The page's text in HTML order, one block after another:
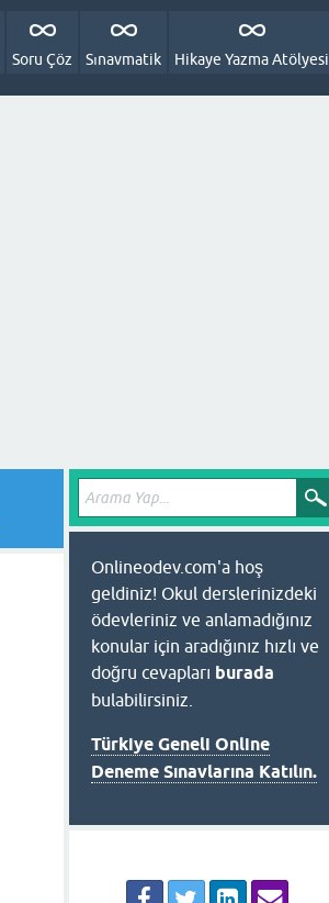
Soru Çöz Sınavmatik Hikaye Yazma Atölyesi
Onlineodev.com'a hoş
geldiniz! Okul derslerinizdeki
ödevleriniz ve anlamadığınız
konular için aradığınız hızlı ve
doğru cevapları burada
bulabilirsiniz.
Türkiye Geneli Online
Deneme Sınavlarına Katılın.